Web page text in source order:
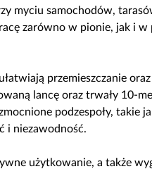
myciu samochodów,
zarówno w pionie, jak i w
przemieszczanie
lancę oraz trwały 10-
podzespoły, takie
i niezawodność.
użytkowanie, a także